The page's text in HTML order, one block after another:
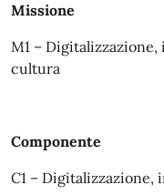
Missione
M1 –
cultura
Componente
C1 – Digitalizzazione,